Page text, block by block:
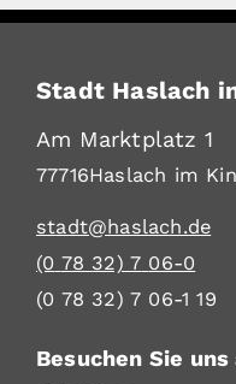
Stadt Haslach
Am Marktplatz 1
77716Haslach im
stadt@haslach.de
(0 78 32) 7 06-0
(0 78 32) 7 06-1 19
Besuchen Sie